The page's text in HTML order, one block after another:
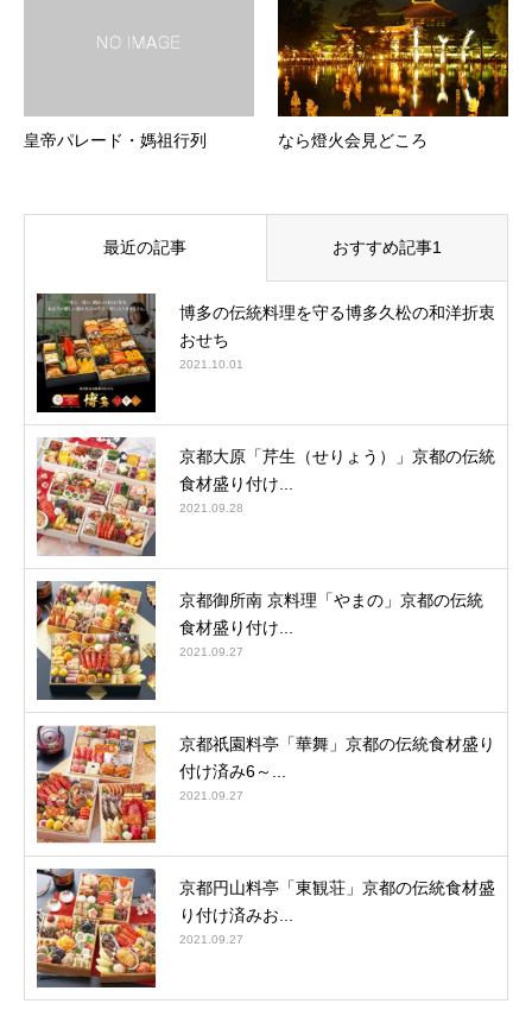
皇帝パレード・媽祖行列 なら燈火会見どころ
最近の記事 おすすめ記事1
博多の伝統料理を守る博多久松の和洋折衷
おせち
2021.10.01
京都大原「芹生（せりょう）」京都の伝統
食材盛り付け...
2021.09.28
京都御所南 京料理「やまの」京都の伝統
食材盛り付け...
2021.09.27
京都祇園料亭「華舞」京都の伝統食材盛り
付け済み6～...
2021.09.27
京都円山料亭「東観荘」京都の伝統食材盛
り付け済みお...
2021.09.27